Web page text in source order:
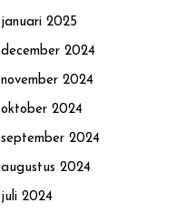
januari 2025
december 2024
november 2024
oktober 2024
september 2024
augustus 2024
juli 2024